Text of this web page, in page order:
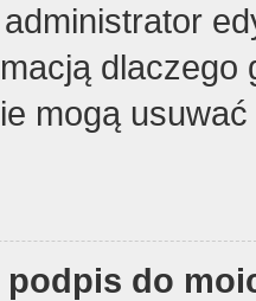
mogą
podpis do